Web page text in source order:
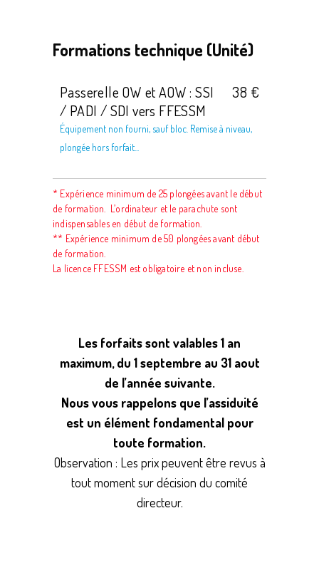
Formations technique (Unité)
Passerelle OW et AOW : SSI
/ PADI / SDI vers FFESSM
38 €
Équipement non fourni, sauf bloc. Remise à niveau,
plongée hors forfait...
* Expérience minimum de 25 plongées avant le début
de formation. L’ordinateur et le parachute sont
indispensables en début de formation.
** Expérience minimum de 50 plongées avant début
de formation.
La licence FFESSM est obligatoire et non incluse.
Les forfaits sont valables 1 an
maximum, du 1 septembre au 31 aout
de l’année suivante.
Nous vous rappelons que l’assiduité
est un élément fondamental pour
toute formation.
Observation : Les prix peuvent être revus à
tout moment sur décision du comité
directeur.